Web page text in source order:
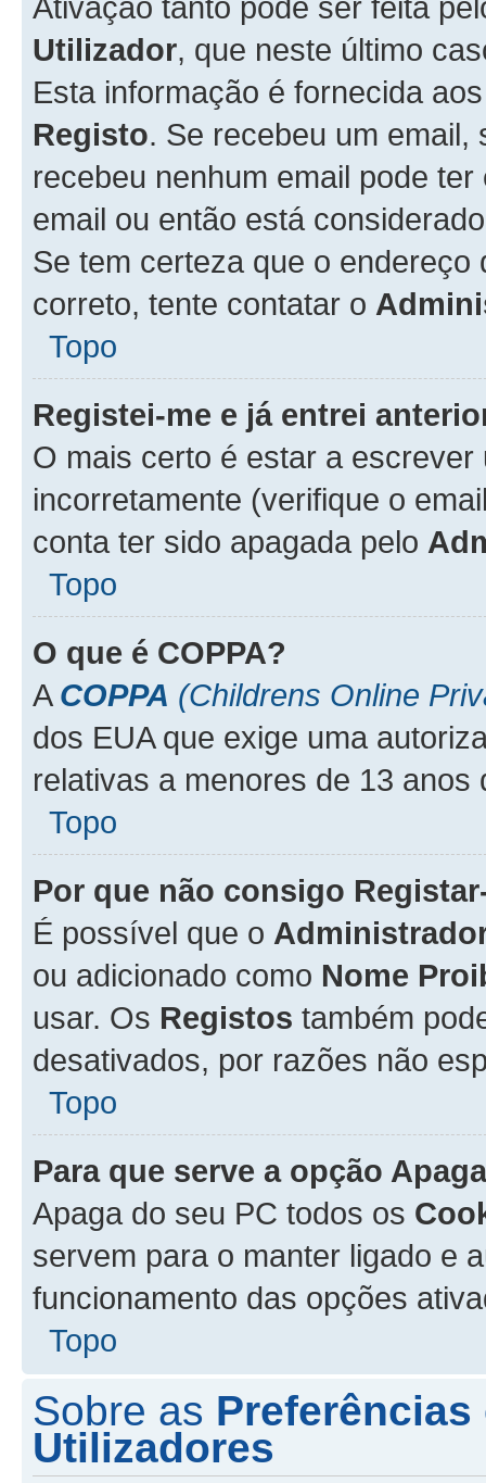
Utilizador, que neste último
Esta informação é fornecida
Registo. Se recebeu um
recebeu nenhum email pode
email ou então está
Se tem certeza que o
correto, tente contatar o
Topo
Registei-me e já entrei
O mais certo é estar a
incorretamente (verifique o
conta ter sido apagada pelo
Topo
O que é COPPA?
A COPPA (Childrens Online
dos EUA que exige uma
relativas a menores de 13 anos
Topo
Por que não consigo
É possível que o
ou adicionado como Nome
usar. Os Registos também
desativados, por razões não
Topo
Para que serve a opção
Apaga do seu PC todos os
servem para o manter ligado e
funcionamento das opções
Topo
Sobre as
Utilizadores